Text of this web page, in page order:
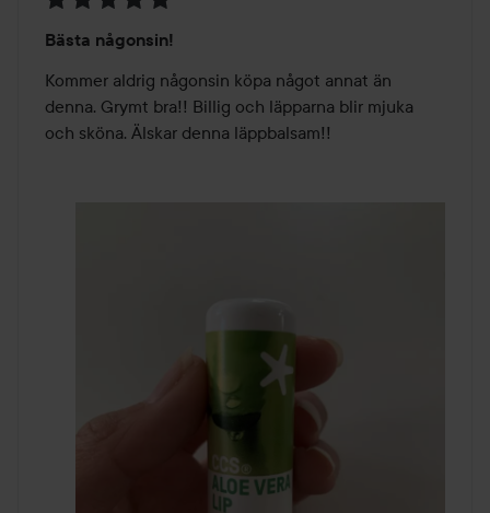
5
av
5
Bästa någonsin!
Kommer aldrig någonsin köpa något annat än
denna. Grymt bra!! Billig och läpparna blir mjuka
och sköna. Älskar denna läppbalsam!!